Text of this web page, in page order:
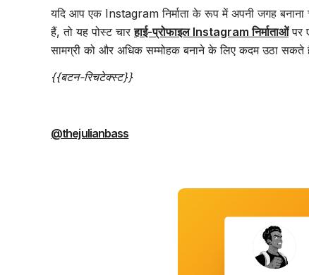
यदि आप एक Instagram निर्माता के रूप में अपनी जगह बनाना
हैं, तो यह पोस्ट चारहाई-प्रोफाइल Instagram निर्माताओंपर
सामग्री को और अधिक सम्मोहक बनाने के लिए कदम उठा सकते
{{बटन-रिचटेक्स्ट}}
@thejulianbass